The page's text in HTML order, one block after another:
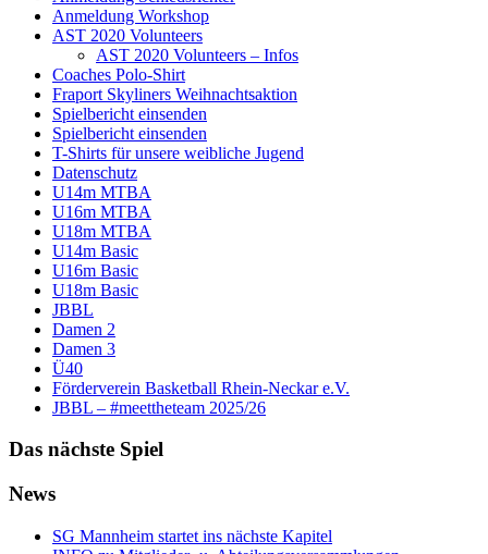
Anmeldung Workshop
AST 2020 Volunteers
AST 2020 Volunteers – Infos
Coaches Polo-Shirt
Fraport Skyliners Weihnachtsaktion
Spielbericht einsenden
Spielbericht einsenden
T-Shirts für unsere weibliche Jugend
Datenschutz
U14m MTBA
U16m MTBA
U18m MTBA
U14m Basic
U16m Basic
U18m Basic
JBBL
Damen 2
Damen 3
Ü40
Förderverein Basketball Rhein-Neckar e.V.
JBBL – #meettheteam 2025/26
Das nächste Spiel
News
SG Mannheim startet ins nächste Kapitel